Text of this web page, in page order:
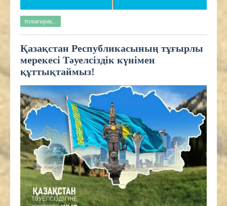
толығырақ...
Қазақстан Республикасының тұғырлы
мерекесі Тәуелсіздік күнімен
құттықтаймыз!